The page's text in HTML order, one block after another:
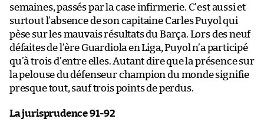
semaines, passés par la case infirmerie. C’est aussi et
surtout l’absence de son capitaine Carles Puyol qui
pèse sur les mauvais résultats du Barça. Lors des neuf
défaites de l’ère Guardiola en Liga, Puyol n’a participé
qu’à trois d’entre elles. Autant dire que la présence sur
la pelouse du défenseur champion du monde signifie
presque tout, sauf trois points de perdus.
La jurisprudence 91-92